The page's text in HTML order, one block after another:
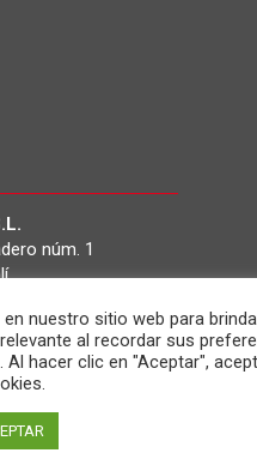
núm. 1
32 37
48 31
nuestro sitio web para
al recordar sus
Al hacer clic en "Aceptar",